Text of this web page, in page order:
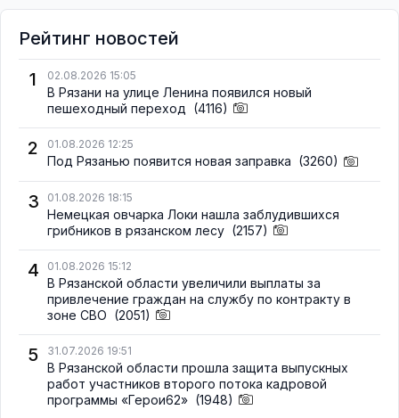
Рейтинг новостей
1
02.08.2026 15:05
В Рязани на улице Ленина появился новый
пешеходный переход (4116)
2 01.08.2026 12:25
Под Рязанью появится новая заправка (3260)
3 01.08.2026 18:15
Немецкая овчарка Локи нашла заблудившихся
грибников в рязанском лесу (2157)
4 01.08.2026 15:12
В Рязанской области увеличили выплаты за
привлечение граждан на службу по контракту в
зоне СВО (2051)
5 31.07.2026 19:51
В Рязанской области прошла защита выпускных
работ участников второго потока кадровой
программы «Герои62» (1948)